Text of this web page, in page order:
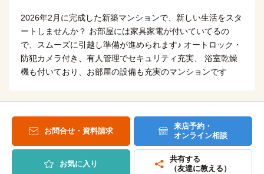
0430号室4階
賃料
43,000円
家具家電付き
向き
西
備考・条件
◎初期割CP対象（～9/30まで）◎家賃もっと割4,000円
OFF・入館金なし（9万円OFF）・初月家賃最大1ヶ月分フ
リーレント ※表記条件より適用（初回契約終了は28/3/31）
仮申込 詳細
日豊本線21分）→「大在」駅
大分大学(大学院)
8分
KCS大分情報専門学校 バス＋電車
23分
「敷戸」駅→（JR豊肥本線12分）→「大分」駅→（大分バス
11分）→「高砂町」停
2026年2月に完成した新築マンションで、新しい生活をスタ
ートしませんか？ お部屋には家具家電が付いていてるの
で、スムーズに引越し準備が進められます♪ オートロック・
防犯カメラ付き、有人管理でセキュリティ充実、 浴室乾燥
機も付いており、お部屋の設備も充実のマンションです
お問合せ・資料請求
来店予約・
オンライン相談
お気に入り
共有する
（友達に教える）